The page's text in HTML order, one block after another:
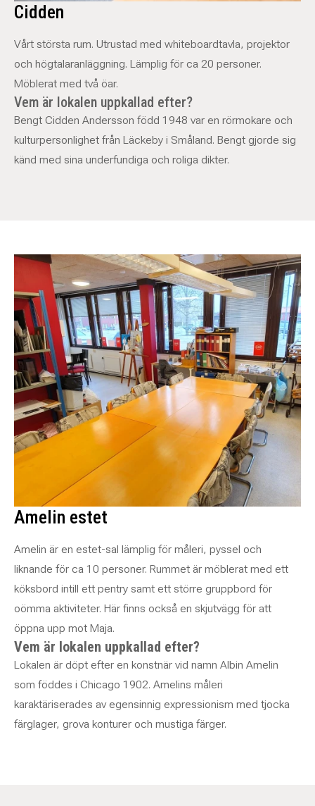
Cidden
Vårt största rum. Utrustad med whiteboardtavla, projektor
och högtalaranläggning. Lämplig för ca 20 personer.
Möblerat med två öar.
Vem är lokalen uppkallad efter?
Bengt Cidden Andersson född 1948 var en rörmokare och
kulturpersonlighet från Läckeby i Småland. Bengt gjorde sig
känd med sina underfundiga och roliga dikter.
Amelin estet
Amelin är en estet-sal lämplig för måleri, pyssel och
liknande för ca 10 personer. Rummet är möblerat med ett
köksbord intill ett pentry samt ett större gruppbord för
oömma aktiviteter. Här finns också en skjutvägg för att
öppna upp mot Maja.
Vem är lokalen uppkallad efter?
Lokalen är döpt efter en konstnär vid namn Albin Amelin
som föddes i Chicago 1902. Amelins måleri
karaktäriserades av egensinnig expressionism med tjocka
färglager, grova konturer och mustiga färger.